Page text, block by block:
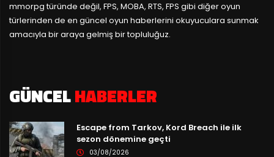
mmorpg türünde değil, FPS, MOBA, RTS, FPS gibi diğer oyun
türlerinden de en güncel oyun haberlerini okuyuculara sunmak
amacıyla bir araya gelmiş bir topluluğuz.
GÜNCELHABERLER
Escape from Tarkov, Kord Breach ile ilk
sezon dönemine geçti
03/08/2026